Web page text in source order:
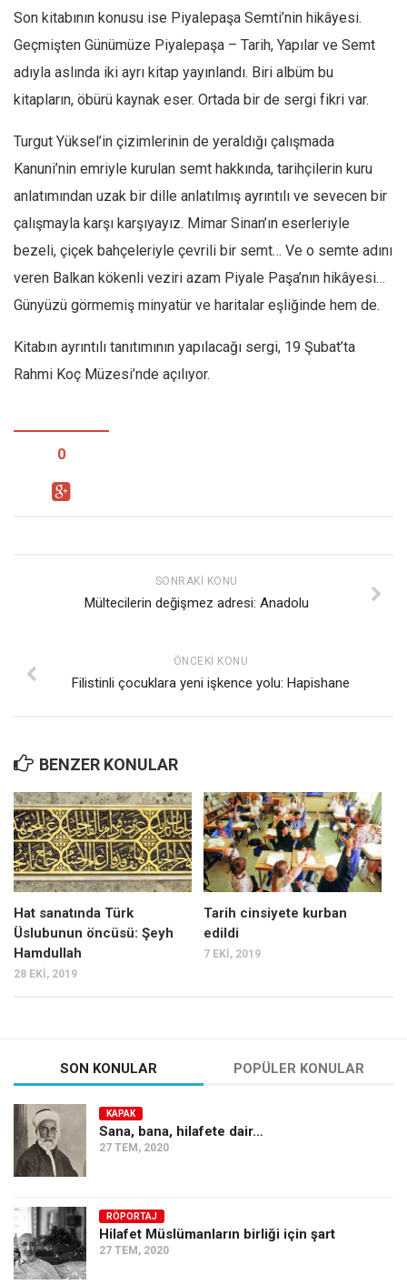
Son kitabının konusu ise Piyalepaşa Semti’nin hikâyesi.
Geçmişten Günümüze Piyalepaşa – Tarih, Yapılar ve Semt
adıyla aslında iki ayrı kitap yayınlandı. Biri albüm bu
kitapların, öbürü kaynak eser. Ortada bir de sergi fikri var.
Turgut Yüksel’in çizimlerinin de yeraldığı çalışmada
Kanuni’nin emriyle kurulan semt hakkında, tarihçilerin kuru
anlatımından uzak bir dille anlatılmış ayrıntılı ve sevecen bir
çalışmayla karşı karşıyayız. Mimar Sinan’ın eserleriyle
bezeli, çiçek bahçeleriyle çevrili bir semt… Ve o semte adını
veren Balkan kökenli veziri azam Piyale Paşa’nın hikâyesi…
Günyüzü görmemiş minyatür ve haritalar eşliğinde hem de.
Kitabın ayrıntılı tanıtımının yapılacağı sergi, 19 Şubat’ta
Rahmi Koç Müzesi’nde açılıyor.
0
SONRAKI KONU
Mültecilerin değişmez adresi: Anadolu
ÖNCEKI KONU
Filistinli çocuklara yeni işkence yolu: Hapishane
BENZER KONULAR
Hat sanatında Türk
Üslubunun öncüsü: Şeyh
Hamdullah
28 EKI, 2019
Tarih cinsiyete kurban
edildi
7 EKI, 2019
SON KONULAR POPÜLER KONULAR
KAPAK
Sana, bana, hilafete dair…
27 TEM, 2020
RÖPORTAJ
Hilafet Müslümanların birliği için şart
27 TEM, 2020